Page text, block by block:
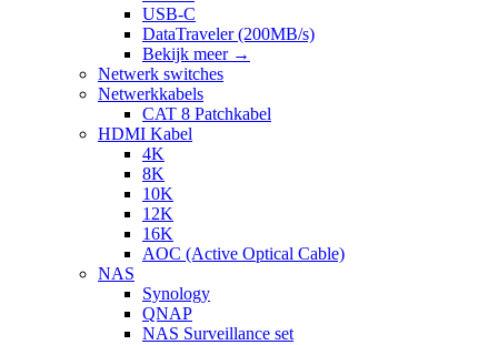
USB-C
DataTraveler (200MB/s)
Bekijk meer →
Netwerk switches
Netwerkkabels
CAT 8 Patchkabel
HDMI Kabel
4K
8K
10K
12K
16K
AOC (Active Optical Cable)
NAS
Synology
QNAP
NAS Surveillance set